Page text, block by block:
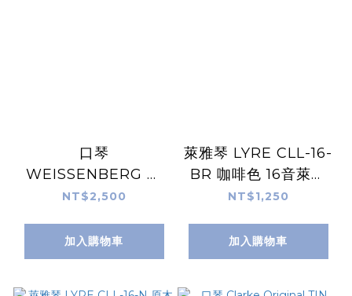
口琴
WEISSENBERG 韋
笙堡 2202 複音22孔
霧黑蓋板 / 高級簧片
台灣製
NT$2,500
加入購物車
萊雅琴 LYRE CLL-16-
BR 咖啡色 16音萊雅
琴 馴鹿芒果款 桃花心
NT$1,250
加入購物車